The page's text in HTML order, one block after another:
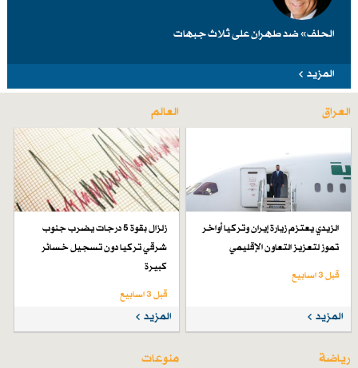
الحلف» ضد طهرانَ على ثلاث جبهات
المزيد
العراق
الزيدي يعتزم زيارة إيران وتركيا أواخر
تموز لتعزيز التعاون الإقليمي
قبل 3 اسابیع
المزيد
العالم
زلزال بقوة 5 درجات يضرب جنوب
شرقي تركيا دون تسجيل خسائر
كبيرة
قبل 3 اسابیع
المزيد
رياضة منوعات